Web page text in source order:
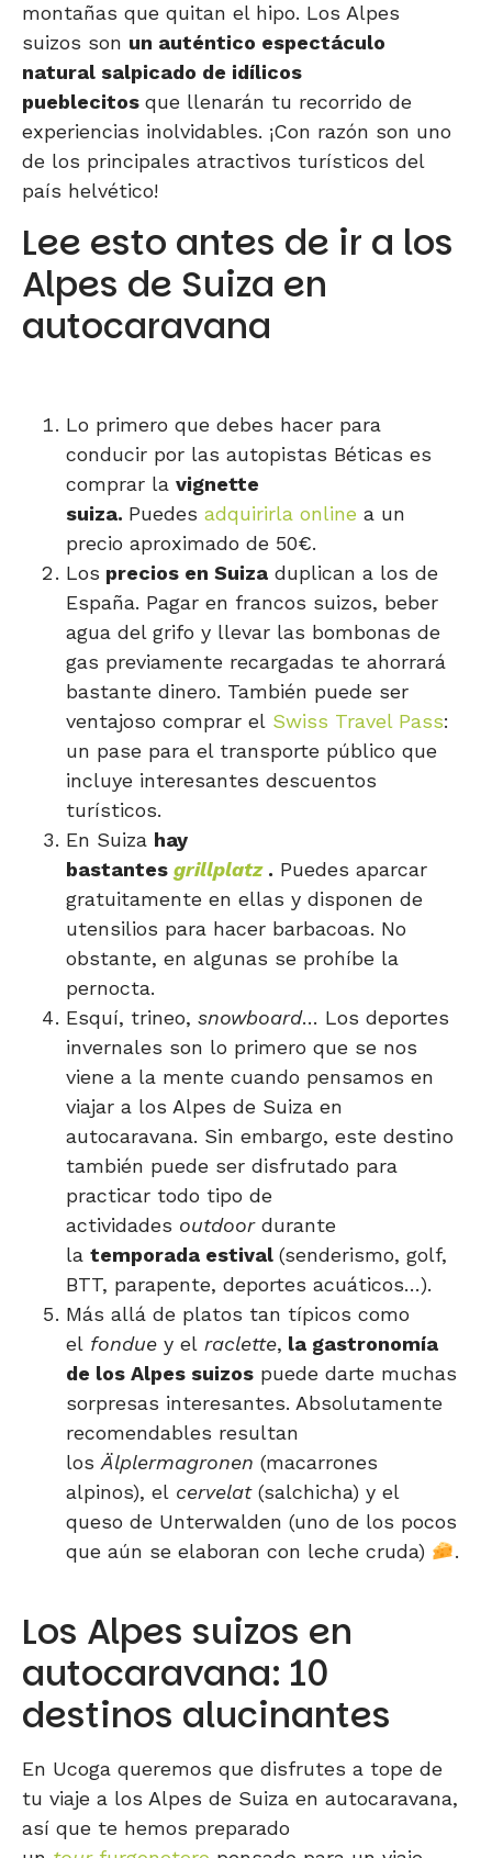
montañas que quitan el hipo. Los Alpes
suizos son un auténtico espectáculo
natural salpicado de idílicos
pueblecitos que llenarán tu recorrido de
experiencias inolvidables. ¡Con razón son uno
de los principales atractivos turísticos del
país helvético!
Lee esto antes de ir a los
Alpes de Suiza en
autocaravana
Lo primero que debes hacer para
conducir por las autopistas Béticas es
comprar la vignette
suiza. Puedes adquirirla online a un
precio aproximado de 50€.
Los precios en Suiza duplican a los de
España. Pagar en francos suizos, beber
agua del grifo y llevar las bombonas de
gas previamente recargadas te ahorrará
bastante dinero. También puede ser
ventajoso comprar el Swiss Travel Pass:
un pase para el transporte público que
incluye interesantes descuentos
turísticos.
En Suiza hay
bastantes grillplatz . Puedes aparcar
gratuitamente en ellas y disponen de
utensilios para hacer barbacoas. No
obstante, en algunas se prohíbe la
pernocta.
Esquí, trineo, snowboard… Los deportes
invernales son lo primero que se nos
viene a la mente cuando pensamos en
viajar a los Alpes de Suiza en
autocaravana. Sin embargo, este destino
también puede ser disfrutado para
practicar todo tipo de
actividades outdoor durante
la temporada estival (senderismo, golf,
BTT, parapente, deportes acuáticos…).
Más allá de platos tan típicos como
el fondue y el raclette, la gastronomía
de los Alpes suizos puede darte muchas
sorpresas interesantes. Absolutamente
recomendables resultan
los Älplermagronen (macarrones
alpinos), el cervelat (salchicha) y el
queso de Unterwalden (uno de los pocos
que aún se elaboran con leche cruda)
.
Los Alpes suizos en
autocaravana: 10
destinos alucinantes
En Ucoga queremos que disfrutes a tope de
tu viaje a los Alpes de Suiza en autocaravana,
así que te hemos preparado